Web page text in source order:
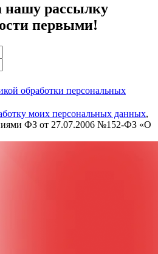
нашу рассылку
первыми!
обработки персональных
моих персональных данных,
ФЗ от 27.07.2006 №152-ФЗ «О